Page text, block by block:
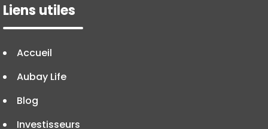
Liens utiles
Accueil
Aubay Life
Blog
Investisseurs